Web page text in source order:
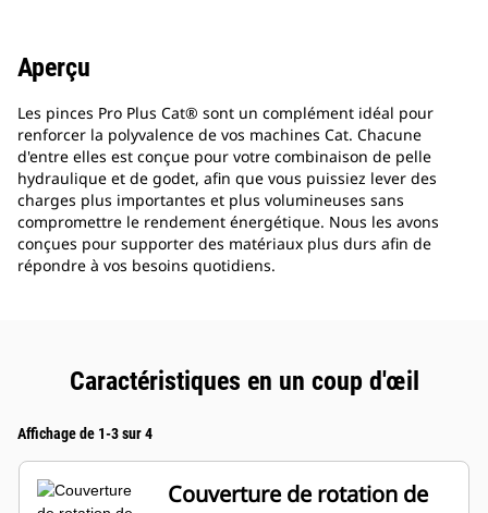
Aperçu
Les pinces Pro Plus Cat® sont un complément idéal pour
renforcer la polyvalence de vos machines Cat. Chacune
d'entre elles est conçue pour votre combinaison de pelle
hydraulique et de godet, afin que vous puissiez lever des
charges plus importantes et plus volumineuses sans
compromettre le rendement énergétique. Nous les avons
conçues pour supporter des matériaux plus durs afin de
répondre à vos besoins quotidiens.
Caractéristiques en un coup d'œil
Affichage de 1-3 sur 4
Couverture de rotation de